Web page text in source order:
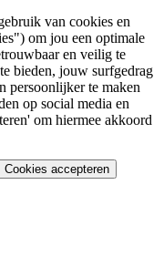
van cookies en
om jou een optimale
en veilig te
bieden, jouw surfgedrag
persoonlijker te maken
op social media en
om hiermee akkoord
Cookies accepteren